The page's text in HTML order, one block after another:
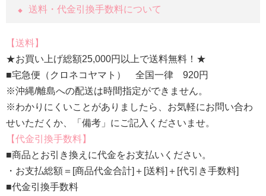
送料・代金引換手数料について
送料
★お買い上げ総額25,000円以上で送料無料！★
■宅急便（クロネコヤマト） 全国一律 920円
※沖縄/離島への配送は時間指定ができません。
※わかりにくいことがありましたら、お気軽にお問い合わ
せいただくか、「備考」にご記入くださいませ。
代金引換手数料
■商品とお引き換えに代金をお支払いください。
・お支払総額＝[商品代金合計]＋[送料]＋[代引き手数料]
■代金引換手数料